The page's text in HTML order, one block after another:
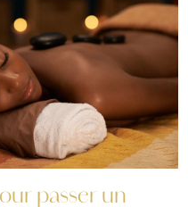
passer un